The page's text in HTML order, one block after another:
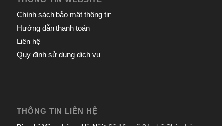
Chính sách bảo mật thông tin
Hướng dẫn thanh toán
Liên hệ
Quy định sử dụng dịch vụ
THÔNG TIN LIÊN HỆ